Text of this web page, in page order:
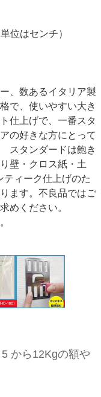
位はセンチ）
、数あるイタリア製
で、使いやすい大き
仕上げで、一番スタ
の好きな方にとって
スタンダードは飽き
壁・クロス紙・土
ィーク仕上げのた
ます。不良品ではご
めください。
から12Kgの額や